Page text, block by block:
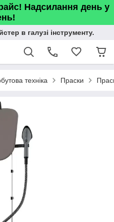
Надсилання день у
в галузі інструменту.
техніка Праски